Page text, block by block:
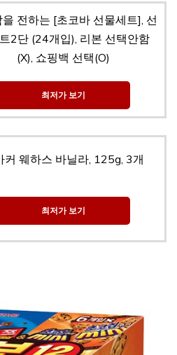
전하는 [초코바 선물세트], 선
2단 (24개입), 리본 선택안함
(X), 쇼핑백 선택(O)
최저가 보기
커 웨하스 바닐라, 125g, 3개
최저가 보기